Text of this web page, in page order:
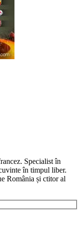
Specialist în
în timpul liber.
România și ctitor al